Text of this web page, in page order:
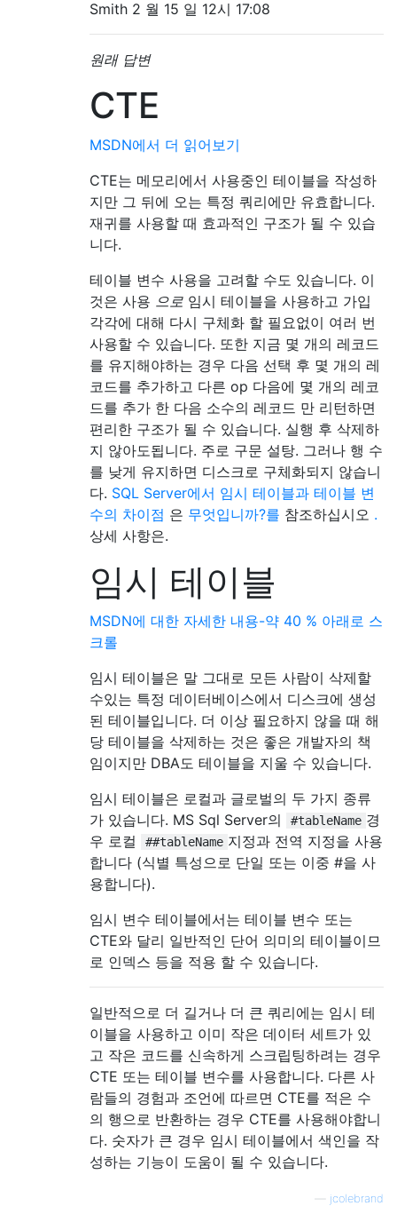
Smith 2 월 15 일 12시 17:08
원래 답변
CTE
MSDN에서 더 읽어보기
CTE는 메모리에서 사용중인 테이블을 작성하
지만 그 뒤에 오는 특정 쿼리에만 유효합니다.
재귀를 사용할 때 효과적인 구조가 될 수 있습
니다.
테이블 변수 사용을 고려할 수도 있습니다. 이
것은 사용 으로 임시 테이블을 사용하고 가입
각각에 대해 다시 구체화 할 필요없이 여러 번
사용할 수 있습니다. 또한 지금 몇 개의 레코드
를 유지해야하는 경우 다음 선택 후 몇 개의 레
코드를 추가하고 다른 op 다음에 몇 개의 레코
드를 추가 한 다음 소수의 레코드 만 리턴하면
편리한 구조가 될 수 있습니다. 실행 후 삭제하
지 않아도됩니다. 주로 구문 설탕. 그러나 행 수
를 낮게 유지하면 디스크로 구체화되지 않습니
다. SQL Server에서 임시 테이블과 테이블 변
수의 차이점 은 무엇입니까?를 참조하십시오 .
상세 사항은.
임시 테이블
MSDN에 대한 자세한 내용-약 40 % 아래로 스
크롤
임시 테이블은 말 그대로 모든 사람이 삭제할
수있는 특정 데이터베이스에서 디스크에 생성
된 테이블입니다. 더 이상 필요하지 않을 때 해
당 테이블을 삭제하는 것은 좋은 개발자의 책
임이지만 DBA도 테이블을 지울 수 있습니다.
임시 테이블은 로컬과 글로벌의 두 가지 종류
가 있습니다. MS Sql Server의
#tableName 경
우 로컬
##tableName 지정과 전역 지정을 사용
합니다 (식별 특성으로 단일 또는 이중 #을 사
용합니다).
임시 변수 테이블에서는 테이블 변수 또는
CTE와 달리 일반적인 단어 의미의 테이블이므
로 인덱스 등을 적용 할 수 있습니다.
일반적으로 더 길거나 더 큰 쿼리에는 임시 테
이블을 사용하고 이미 작은 데이터 세트가 있
고 작은 코드를 신속하게 스크립팅하려는 경우
CTE 또는 테이블 변수를 사용합니다. 다른 사
람들의 경험과 조언에 따르면 CTE를 적은 수
의 행으로 반환하는 경우 CTE를 사용해야합니
다. 숫자가 큰 경우 임시 테이블에서 색인을 작
성하는 기능이 도움이 될 수 있습니다.
jcolebrand